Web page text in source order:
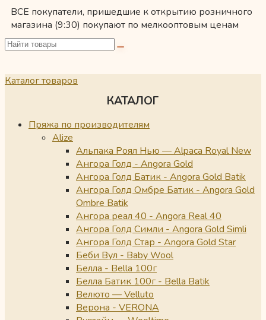
ВСЕ покупатели, пришедшие к открытию розничного
магазина (9:30) покупают по мелкооптовым ценам
Каталог товаров
КАТАЛОГ
Пряжа по производителям
Alize
Альпака Роял Нью — Alpaca Royal New
Ангора Голд - Angora Gold
Ангора Голд Батик - Angora Gold Batik
Ангора Голд Омбре Батик - Angora Gold
Ombre Batik
Ангора реал 40 - Angora Real 40
Ангора Голд Симли - Angora Gold Simli
Ангора Голд Стар - Angora Gold Star
Беби Вул - Baby Wool
Белла - Bella 100г
Белла Батик 100г - Bella Batik
Велюто — Velluto
Верона - VERONA